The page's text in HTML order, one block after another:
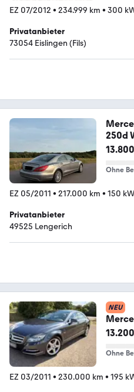
EZ 07/2012 • 234.999 km • 300
Privatanbieter
73054 Eislingen (Fils)
250d
PL...
Ohne
EZ 05/2011 • 217.000 km • 150
Privatanbieter
49525 Lengerich
NEU
Ohne
EZ 03/2011 • 230.000 km • 195